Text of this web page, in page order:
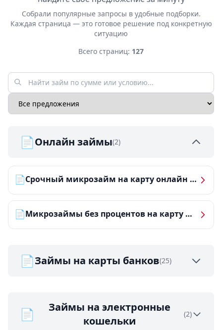
Собрали популярные запросы в удобные подборки.
Каждая страница — это готовое решение под конкретную
ситуацию
Всего страниц: 127
📄Онлайн займы(2)
📄 Срочный микрозайм на карту онлайн — получить деньги за 5 минут
📄 Микрозаймы без процентов на карту — ТОП-10 за 2026 год
📄Займы на карты банков(25)
📄
Займы на электронные
кошельки
(2)